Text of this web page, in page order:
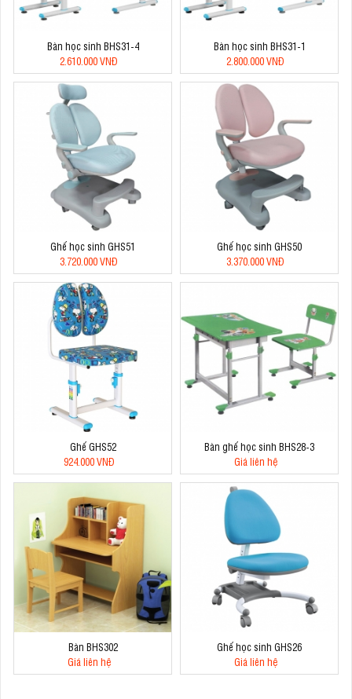
Bàn học sinh BHS31-4
2.610.000 VNĐ
Bàn học sinh BHS31-1
2.800.000 VNĐ
Ghế học sinh GHS51
3.720.000 VNĐ
Ghế học sinh GHS50
3.370.000 VNĐ
Ghế GHS52
924.000 VNĐ
Bàn ghế học sinh BHS28-3
Giá liên hệ
Bàn BHS302
Giá liên hệ
Ghế học sinh GHS26
Giá liên hệ